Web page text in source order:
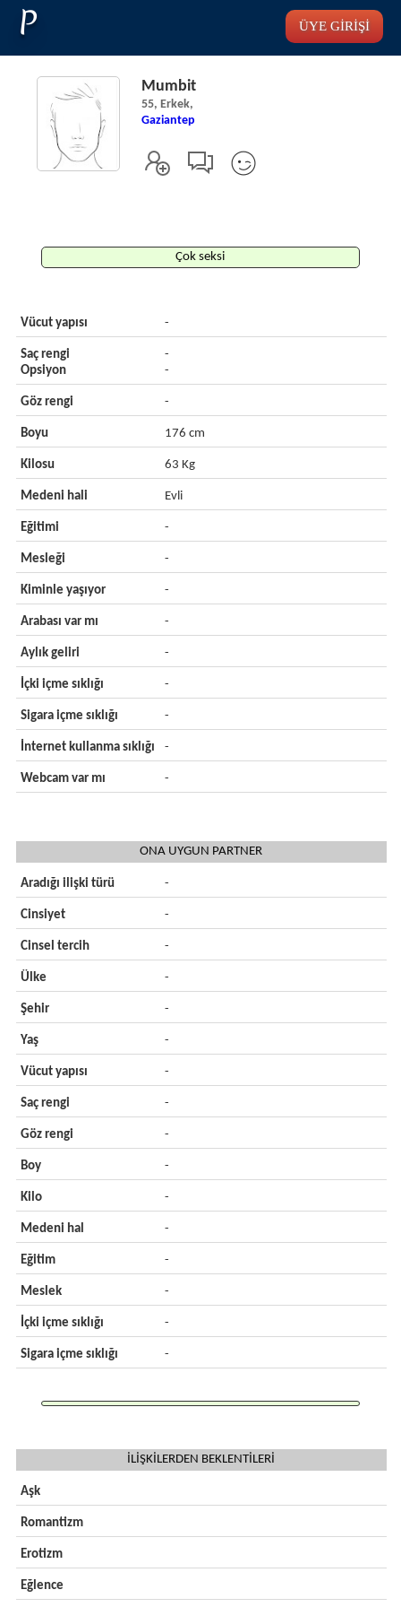
P ÜYE GİRİŞİ
Mumbit
55, Erkek,
Gaziantep
Çok seksi
Vücut yapısı -
Saç rengi
Opsiyon
-
-
Göz rengi -
Boyu 176 cm
Kilosu 63 Kg
Medeni hali Evli
Eğitimi -
Mesleği -
Kiminle yaşıyor -
Arabası var mı -
Aylık geliri -
İçki içme sıklığı -
Sigara içme sıklığı -
İnternet kullanma sıklığı -
Webcam var mı -
ONA UYGUN PARTNER
Aradığı ilişki türü -
Cinsiyet -
Cinsel tercih -
Ülke -
Şehir -
Yaş -
Vücut yapısı -
Saç rengi -
Göz rengi -
Boy -
Kilo -
Medeni hal -
Eğitim -
Meslek -
İçki içme sıklığı -
Sigara içme sıklığı -
İLİŞKİLERDEN BEKLENTİLERİ
Aşk
Romantizm
Erotizm
Eğlence